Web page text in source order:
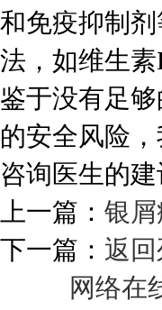
和免疫抑制
法，如维生素
鉴于没有足
的安全风险
咨询医生的
上一篇： 银
下一篇： 返
网络在